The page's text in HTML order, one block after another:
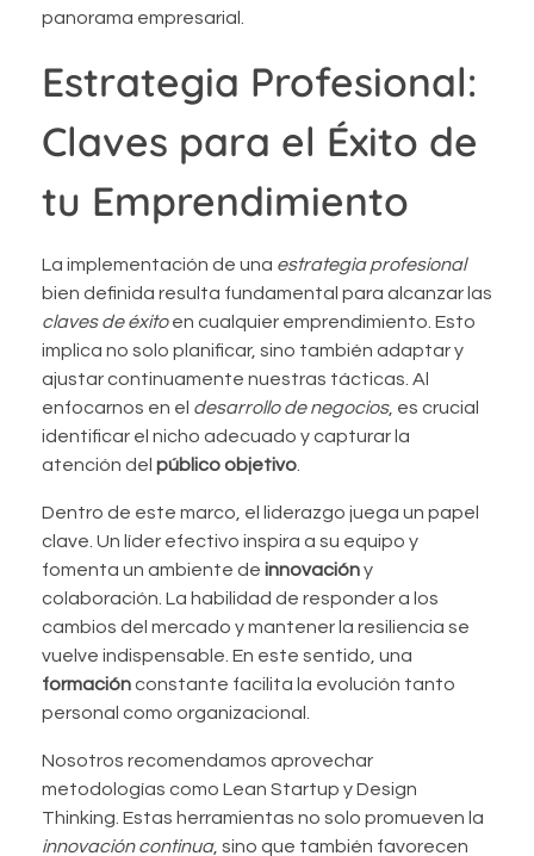
panorama empresarial.
Estrategia Profesional:
Claves para el Éxito de
tu Emprendimiento
La implementación de una estrategia profesional
bien definida resulta fundamental para alcanzar las
claves de éxitoen cualquier emprendimiento. Esto
implica no solo planificar, sino también adaptar y
ajustar continuamente nuestras tácticas. Al
enfocarnos en el desarrollo de negocios, es crucial
identificar el nicho adecuado y capturar la
atención del público objetivo
Dentro de este marco, el liderazgo juega un papel
clave. Un líder efectivo inspira a su equipo y
fomenta un ambiente de innovacióny
colaboración. La habilidad de responder a los
cambios del mercado y mantener la resiliencia se
vuelve indispensable. En este sentido, una
formaciónconstante facilita la evolución tanto
personal como organizacional.
Nosotros recomendamos aprovechar
metodologías como Lean Startup y Design
Thinking. Estas herramientas no solo promueven la
innovación continua, sino que también favorecen